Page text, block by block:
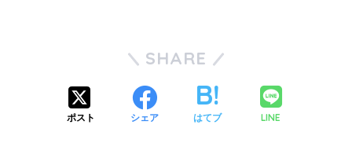
SHARE
ポスト シェア はてブ LINE